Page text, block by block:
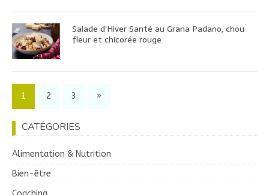
Salade d’Hiver Santé au Grana Padano, chou
fleur et chicorée rouge
1 2 3 »
CATÉGORIES
Alimentation & Nutrition
Bien-être